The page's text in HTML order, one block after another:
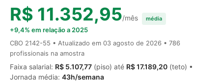
R$ 11.352,95/mês média
+9,4% em relação a 2025
CBO 2142-55 • Atualizado em 03 agosto de 2026 • 786
profissionais na amostra
Faixa salarial: R$ 5.107,77 (piso) até R$ 17.189,20 (teto) •
Jornada média: 43h/semana